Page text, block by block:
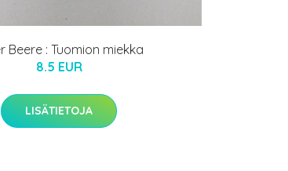
Beere : Tuomion miekka
8.5 EUR
LISÄTIETOJA